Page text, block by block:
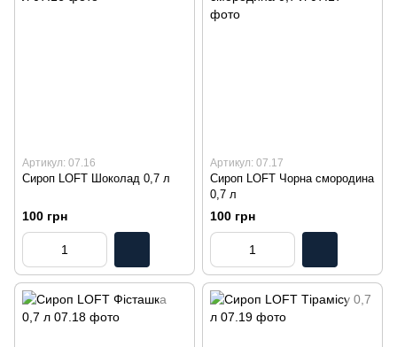
Артикул: 07.16
Сироп LOFT Шоколад 0,7 л
100 грн
Артикул: 07.17
Сироп LOFT Чорна смородина
0,7 л
100 грн